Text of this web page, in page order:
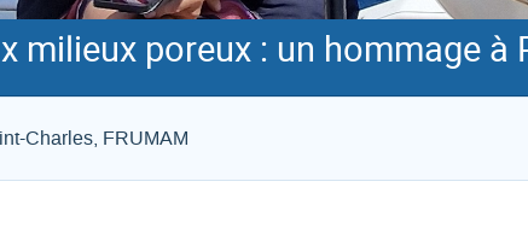
milieux poreux : un hommage à
Charles, FRUMAM